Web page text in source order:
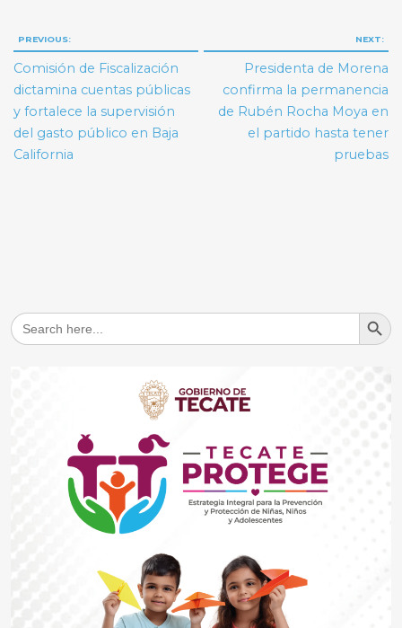
Navegación
de
entradas
PREVIOUS:
Comisión de Fiscalización
dictamina cuentas públicas
y fortalece la supervisión
del gasto público en Baja
California
NEXT:
Presidenta de Morena
confirma la permanencia
de Rubén Rocha Moya en
el partido hasta tener
pruebas
Search
for:
Search